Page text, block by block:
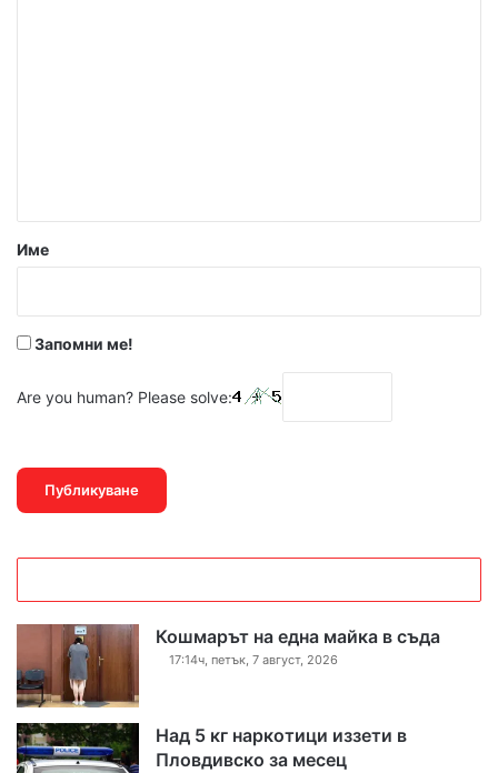
р
Име
Запомни ме!
Are you human? Please solve:
Кошмарът на една майка в съда
17:14ч, петък, 7 август, 2026
Над 5 кг наркотици иззети в
Пловдивско за месец